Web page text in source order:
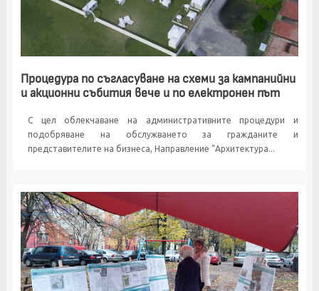
Процедура по съгласуване на схеми за кампанийни
и акционни събития вече и по електронен път
С цел облекчаване на административните процедури и
подобряване на обслужването за гражданите и
представителите на бизнеса, Направление "Архитектура...